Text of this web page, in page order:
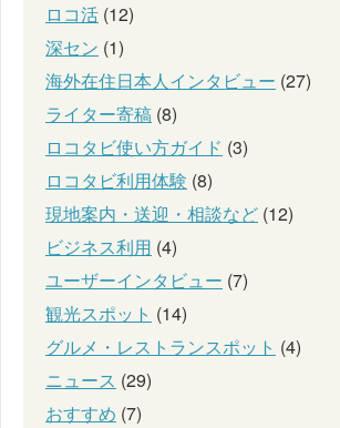
ロコ活 (12)
深セン (1)
海外在住日本人インタビュー (27)
ライター寄稿 (8)
ロコタビ使い方ガイド (3)
ロコタビ利用体験 (8)
現地案内・送迎・相談など (12)
ビジネス利用 (4)
ユーザーインタビュー (7)
観光スポット (14)
グルメ・レストランスポット (4)
ニュース (29)
おすすめ (7)